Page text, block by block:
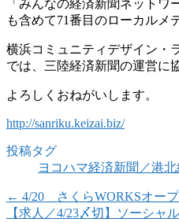
「みんなの経済新聞ネット
も含めて71番目のローカルメ
横浜コミュニティデザイン・
では、三陸経済新聞の運営に
よろしくおねがいします。
http://sanriku.keizai.biz/
投稿タグ
ヨコハマ経済新聞／港
← 4/20 さくらWORKSオー
【求人／4/23〆切】ソーシャ